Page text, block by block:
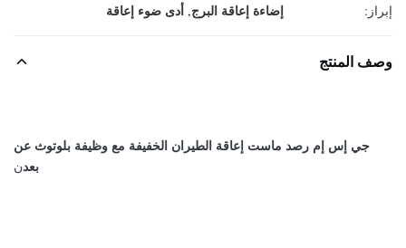
إبراز:
إضاءة إعاقة البرج, أدى ضوء إعاقة
وصف المنتج
جي إس إم رصد ماست إعاقة الطيران الخفيفة مع وظيفة بلوتوث عن
بعدن